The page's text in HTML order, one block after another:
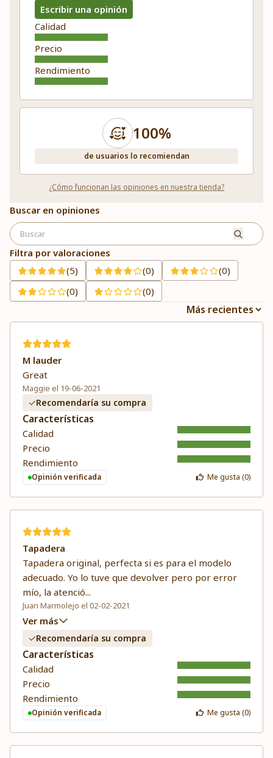
Escribir una opinión
Calidad
Precio
Rendimiento
100%
de usuarios lo recomiendan
¿Cómo funcionan las opiniones en nuestra tienda?
Buscar en opiniones
Filtra por valoraciones
(5)
(0)
(0)
(0)
(0)
M lauder
Great
Maggie el 19-06-2021
Recomendaría su compra
Características
Calidad
Precio
Rendimiento
Opinión verificada Me gusta (0)
Tapadera
Tapadera original, perfecta si es para el modelo
adecuado. Yo lo tuve que devolver pero por error
mío, la atenció...
Juan Marmolejo el 02-02-2021
Ver más
Recomendaría su compra
Características
Calidad
Precio
Rendimiento
Opinión verificada Me gusta (0)